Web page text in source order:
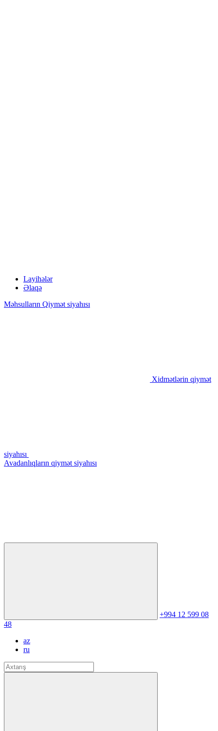
Layihələr
Əlaqə
Məhsulların Qiymət siyahısı
Xidmətlərin qiymət
siyahısı
Avadanlıqların qiymət siyahısı
+994 12 599 08
48
az
ru